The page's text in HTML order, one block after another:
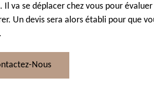
Il va se déplacer chez vous pour
Un devis sera alors établi pour que
Nous